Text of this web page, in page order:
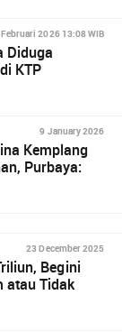
2026 13:08 WIB
Diduga
KTP
9 January 2026
Kemplang
Purbaya:
23 December 2025
Begini
atau Tidak